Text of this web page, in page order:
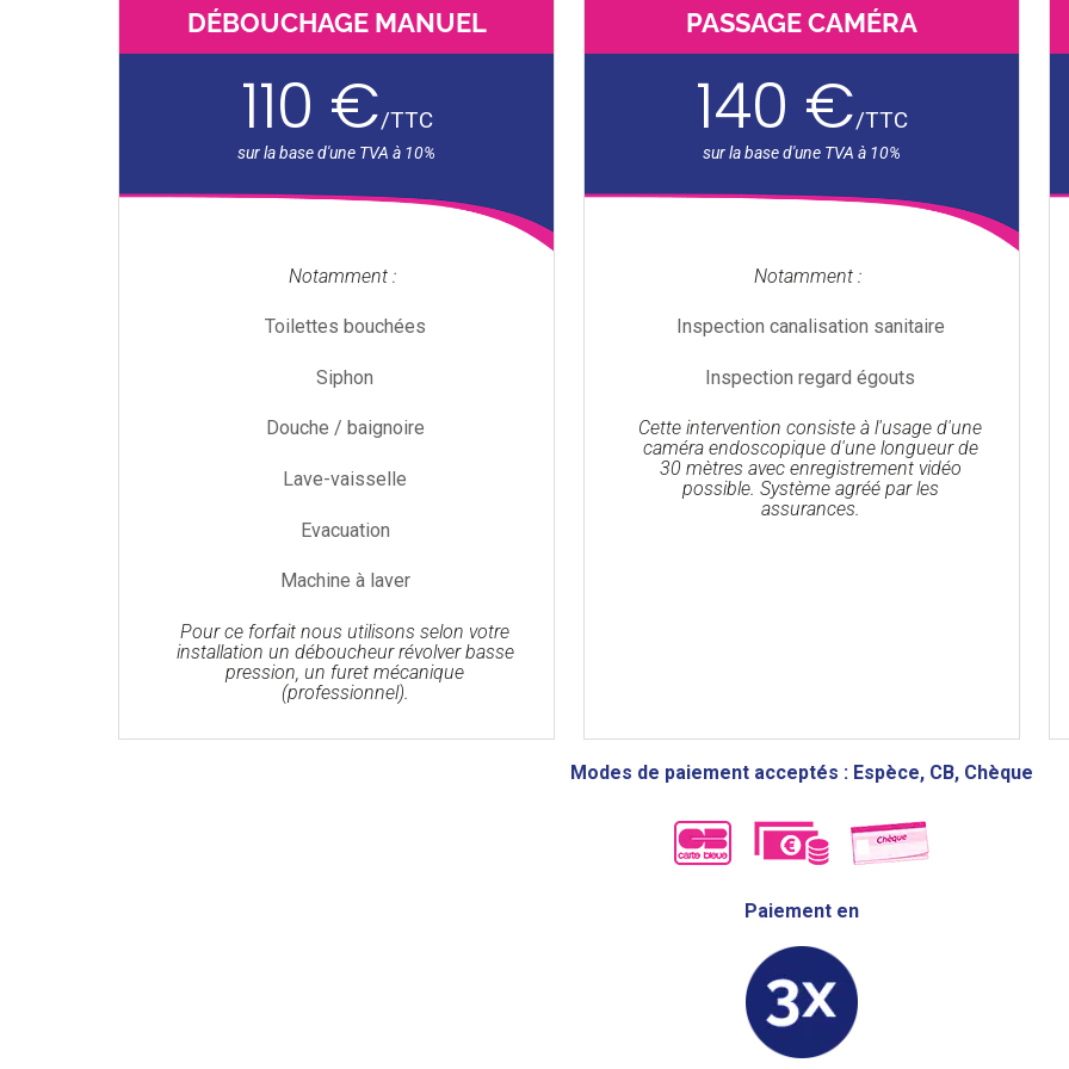
DÉBOUCHAGE MANUEL
110 €/TTC
Notamment :
Toilettes bouchées
Siphon
Douche / baignoire
Lave-vaisselle
Evacuation
Machine à laver
Pour ce forfait nous utilisons selon votre
installation un déboucheur révolver basse
pression, un furet mécanique
(professionnel).
PASSAGE CAMÉRA
140 €/TTC
Notamment :
Inspection canalisation sanitaire
Inspection regard égouts
Cette intervention consiste à l'usage d'une
caméra endoscopique d'une longueur de
30 mètres avec enregistrement vidéo
possible. Système agréé par les
assurances.
Modes de paiement acceptés : Espèce, CB, Chèque
Paiement en